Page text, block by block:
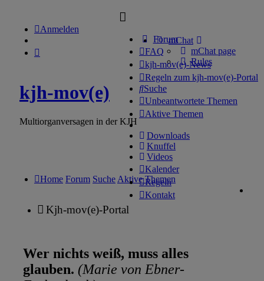
Forum
FAQ
kjh-mov(e)-News
Regeln zum kjh-mov(e)-Portal
Suche
Unbeantwortete Themen
Aktive Themen
Downloads
Knuffel
Videos
Kalender
Regeln
Kontakt
Anmelden
mChat
mChat page
Rules
kjh-mov(e)
Multiorganversagen in der KJH
Home Forum Suche Aktive Themen
Kjh-mov(e)-Portal
Wer nichts weiß, muss alles
glauben. (Marie von Ebner-